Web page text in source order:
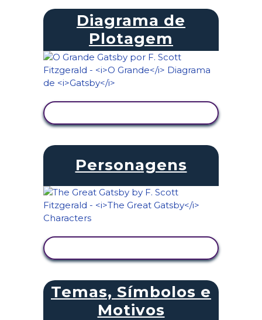
Diagrama de
Plotagem
Personagens
Temas, Símbolos e
Motivos